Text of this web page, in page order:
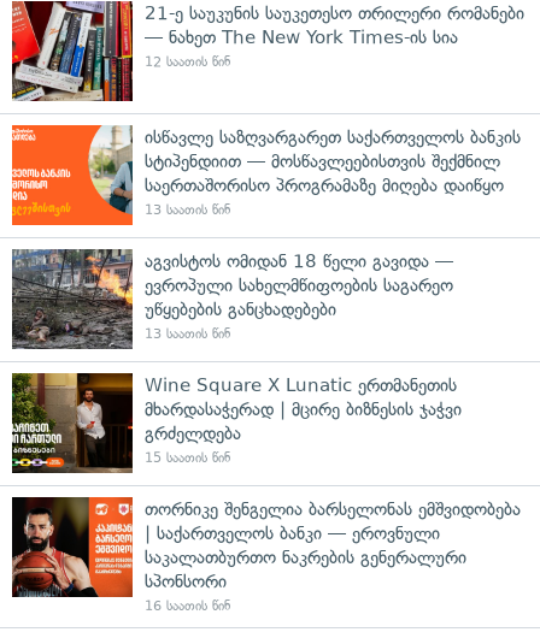
21-ე საუკუნის საუკეთესო თრილერი რომანები
— ნახეთ The New York Times-ის სია
12 საათის წინ
ისწავლე საზღვარგარეთ საქართველოს ბანკის
სტიპენდიით — მოსწავლეებისთვის შექმნილ
საერთაშორისო პროგრამაზე მიღება დაიწყო
13 საათის წინ
აგვისტოს ომიდან 18 წელი გავიდა —
ევროპული სახელმწიფოების საგარეო
უწყებების განცხადებები
13 საათის წინ
Wine Square X Lunatic ერთმანეთის
მხარდასაჭერად | მცირე ბიზნესის ჯაჭვი
გრძელდება
15 საათის წინ
თორნიკე შენგელია ბარსელონას ემშვიდობება
| საქართველოს ბანკი — ეროვნული
საკალათბურთო ნაკრების გენერალური
სპონსორი
16 საათის წინ